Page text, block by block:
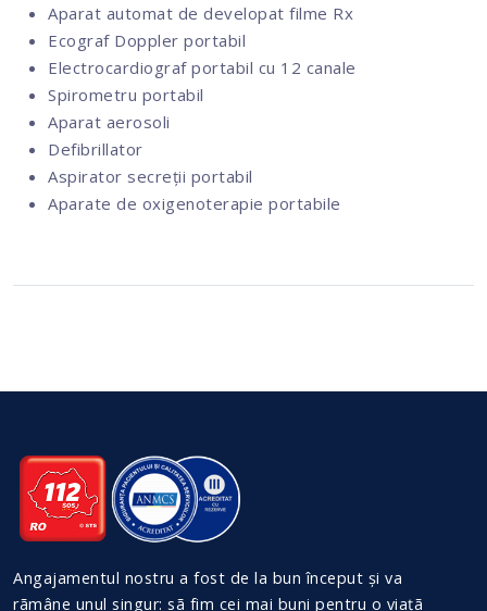
Aparat automat de developat filme Rx
Ecograf Doppler portabil
Electrocardiograf portabil cu 12 canale
Spirometru portabil
Aparat aerosoli
Defibrillator
Aspirator secreții portabil
Aparate de oxigenoterapie portabile
Angajamentul nostru a fost de la bun început și va
rãmâne unul singur: sã fim cei mai buni pentru o viațã